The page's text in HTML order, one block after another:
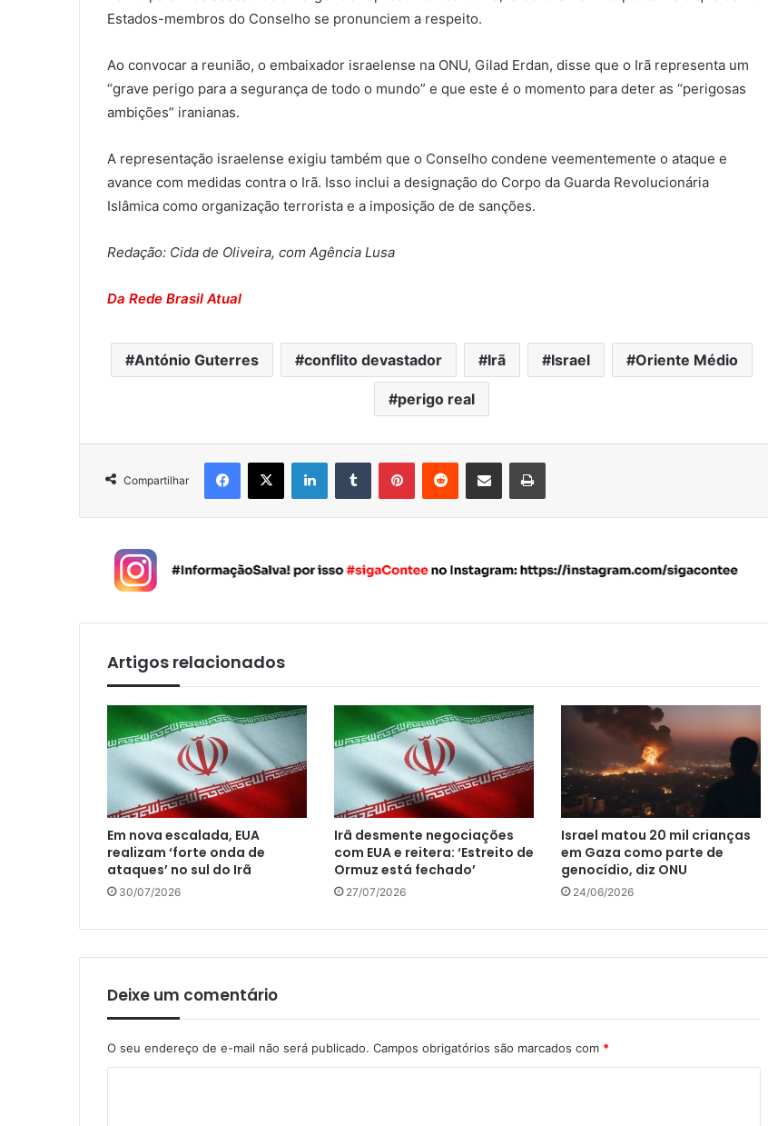
Estados-membros do Conselho se pronunciem a respeito.
Ao convocar a reunião, o embaixador israelense na ONU, Gilad Erdan, disse que o Irã representa um
“grave perigo para a segurança de todo o mundo” e que este é o momento para deter as “perigosas
ambições” iranianas.
A representação israelense exigiu também que o Conselho condene veementemente o ataque e
avance com medidas contra o Irã. Isso inclui a designação do Corpo da Guarda Revolucionária
Islâmica como organização terrorista e a imposição de de sanções.
Redação: Cida de Oliveira, com Agência Lusa
Da Rede Brasil Atual
António Guterres conflito devastador Irã Israel Oriente Médio
perigo real
Compartilhar
Artigos relacionados
Em nova escalada, EUA
realizam ‘forte onda de
ataques’ no sul do Irã
30/07/2026
Irã desmente negociações
com EUA e reitera: ‘Estreito de
Ormuz está fechado’
27/07/2026
Israel matou 20 mil crianças
em Gaza como parte de
genocídio, diz ONU
24/06/2026
Deixe um comentário
O seu endereço de e-mail não será publicado. Campos obrigatórios são marcados com *